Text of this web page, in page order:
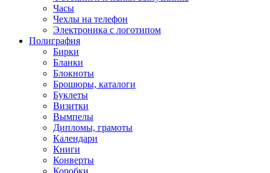
Часы
Чехлы на телефон
Электроника с логотипом
Полиграфия
Бирки
Бланки
Блокноты
Брошюры, каталоги
Буклеты
Визитки
Вымпелы
Дипломы, грамоты
Календари
Книги
Конверты